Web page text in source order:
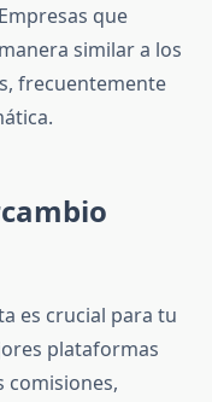
Empresas que
similar a los
frecuentemente
es crucial para tu
plataformas
comisiones,